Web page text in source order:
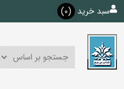
سبد خرید (0)